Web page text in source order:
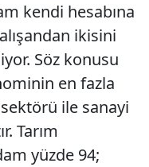
kendi hesabına
ikisini
Söz konusu
en fazla
ile sanayi
Tarım
yüzde 94;